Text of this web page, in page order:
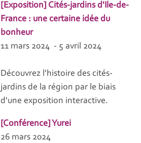
[Exposition] Cités-jardins d'Ile-de-
France : une certaine idée du
bonheur
11 mars 2024 - 5 avril 2024
Découvrez l'histoire des cités-
jardins de la région par le biais
d'une exposition interactive.
[Conférence] Yurei
26 mars 2024